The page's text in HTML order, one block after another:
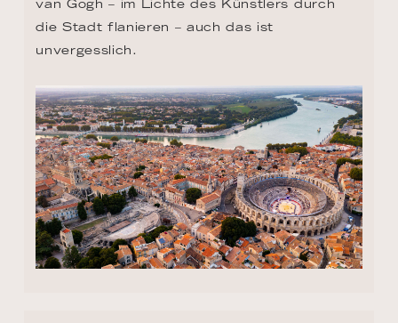
die Stadt flanieren – auch das ist
unvergesslich.